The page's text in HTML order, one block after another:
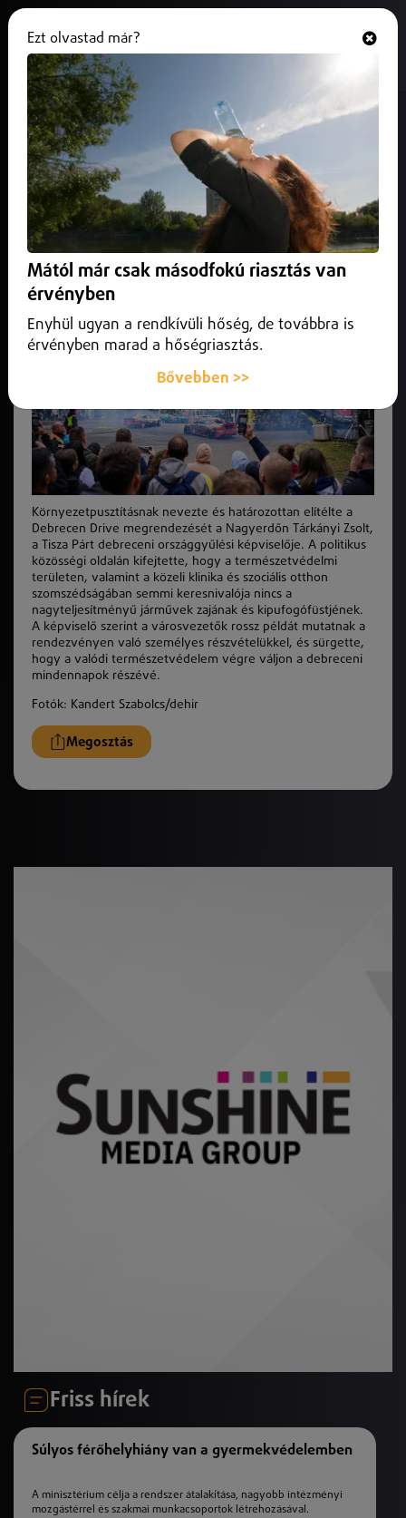
Környezetpusztításnak nevezte a
Debrecen Drive megrendezését
Tárkányi Zsolt
2026. május 30. Debrecen Helyi
Környezetpusztításnak nevezte és határozottan elítélte a
Zsolt, a Tisza Párt debreceni országgyűlési képviselője.
Környezetpusztításnak nevezte és határozottan elítélte a
Debrecen Drive megrendezését a Nagyerdőn Tárkányi Zsolt,
a Tisza Párt debreceni országgyűlési képviselője. A politikus
közösségi oldalán kifejtette, hogy a természetvédelmi
területen, valamint a közeli klinika és szociális otthon
szomszédságában semmi keresnivalója nincs a
nagyteljesítményű járművek zajának és kipufogófüstjének.
A képviselő szerint a városvezetők rossz példát mutatnak a
rendezvényen való személyes részvételükkel, és sürgette,
hogy a valódi természetvédelem végre váljon a debreceni
mindennapok részévé.
Fotók: Kandert Szabolcs/dehir
Megosztás
Friss hírek
Súlyos férőhelyhiány van a gyermekvédelemben
A minisztérium célja a rendszer átalakítása, nagyobb intézményi
mozgástérrel és szakmai munkacsoportok létrehozásával.
Ezt olvastad már?
Mától már csak másodfokú riasztás van
érvényben
Enyhül ugyan a rendkívüli hőség, de továbbra is
érvényben marad a hőségriasztás.
Bővebben >>